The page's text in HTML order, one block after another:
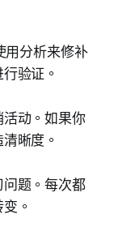
用分析来修补
验证。
动。如果你
晰度。
题。每次都
。